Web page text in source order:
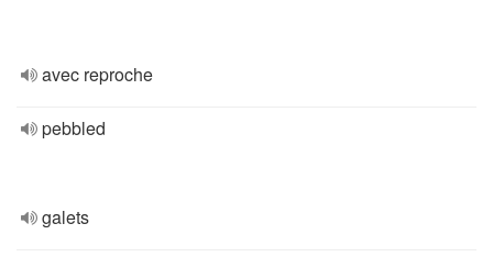
avec reproche
pebbled
galets